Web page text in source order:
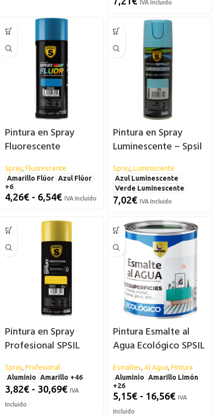
IVA Incluido
Pintura en Spray
Fluorescente
«FLUOR» SPSIL
Spray, Fluorescente
Amarillo Flúor Azul Flúor
+6
4,26€ - 6,54€ IVA Incluido
Pintura en Spray
Luminescente – Spsil
Spray, Luminiscente
Azul Luminescente
Verde Luminescente
7,02€ IVA Incluido
Pintura en Spray
Profesional SPSIL
Spray, Profesional
Aluminio Amarillo +46
3,82€ - 30,69€ IVA
Incluido
Pintura Esmalte al
Agua Ecológico SPSIL
Esmaltes, Al Agua, Pintura
Aluminio Amarillo Limón
+26
5,15€ - 16,56€ IVA
Incluido